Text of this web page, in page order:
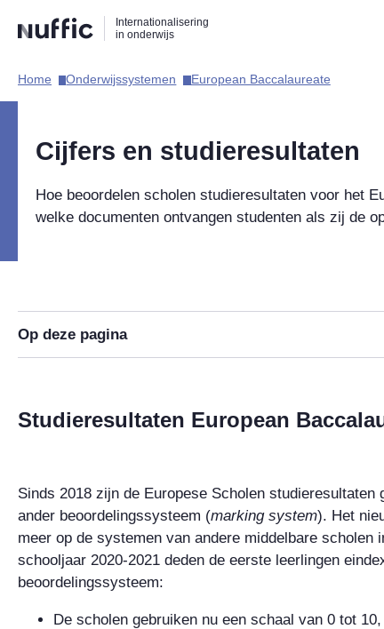
naar
zoekfunctie
naar
hoofdnavigatie
naar
inhoud
Internationalisering
in onderwijs
Hoofdnavigatie
Home​ Onderwijssystemen​ European Baccalaureate​
Cijfers en studieresultaten
Hoe beoordelen scholen studieresultaten voor het
welke documenten ontvangen studenten als zij de
Op deze pagina
Studieresultaten European
Sinds 2018 zijn de Europese Scholen studieresultaten
ander beoordelingssysteem (marking system). Het
meer op de systemen van andere middelbare scholen
schooljaar 2020-2021 deden de eerste leerlingen
beoordelingssysteem:
De scholen gebruiken nu een schaal van 0 tot